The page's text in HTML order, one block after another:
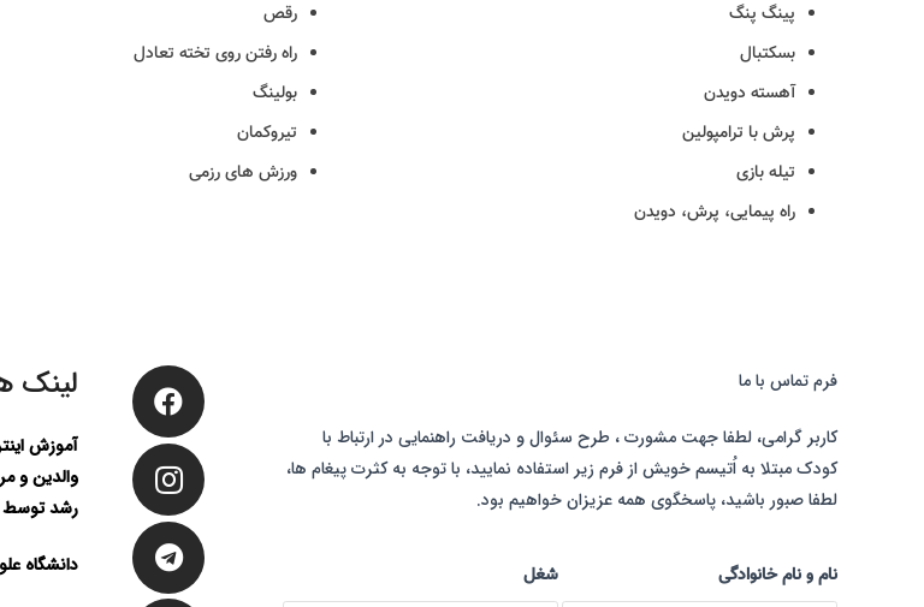
پینگ پنگ
بسکتبال
آهسته دویدن
پرش با ترامپولین
تیله بازی
راه پیمایی، پرش، دویدن
رقص
راه رفتن روی تخته تعادل
بولینگ
تیروکمان
ورزش های رزمی
فرم تماس با ما
کاربر گرامی، لطفا جهت مشورت ، طرح سئوال و دریافت راهنمایی در ارتباط با
کودک مبتلا به اُتیسم خویش از فرم زیر استفاده نمایید، با توجه به کثرت پیغام ها،
لطفا صبور باشید، پاسخگوی همه عزیزان خواهیم بود.
نام و نام خانوادگی شغل
لینک
آموزش
والدین و
رشد توسط
دانشگاه